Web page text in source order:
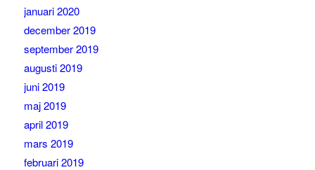
januari 2020
december 2019
september 2019
augusti 2019
juni 2019
maj 2019
april 2019
mars 2019
februari 2019